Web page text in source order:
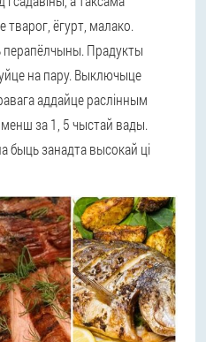
ёгурт, малако.
перапёлчыны. Прадукты
на пару. Выключыце
аддайце раслінным
за 1, 5 чыстай вады.
быць занадта высокай ці